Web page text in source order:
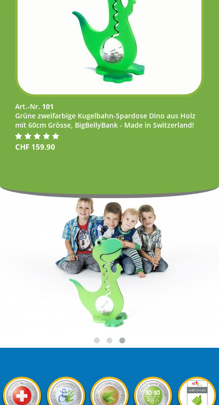
Art.-Nr. 101
Grüne zweifarbige Kugelbahn-Spardose Dino aus Holz
mit 60cm Grösse, BigBellyBank - Made in Switzerland!
CHF 159.90